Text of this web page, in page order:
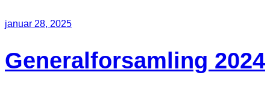
januar 28, 2025
Generalforsamling 2024